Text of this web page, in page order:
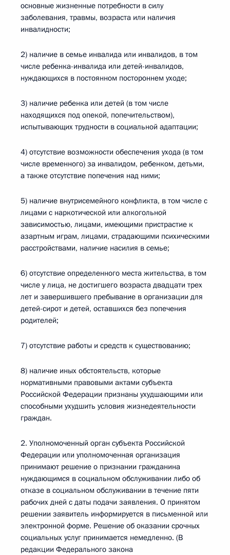
основные жизненные потребности в силу
заболевания, травмы, возраста или наличия
инвалидности;
2) наличие в семье инвалида или инвалидов, в том
числе ребенка-инвалида или детей-инвалидов,
нуждающихся в постоянном постороннем уходе;
3) наличие ребенка или детей (в том числе
находящихся под опекой, попечительством),
испытывающих трудности в социальной адаптации;
4) отсутствие возможности обеспечения ухода (в том
числе временного) за инвалидом, ребенком, детьми,
а также отсутствие попечения над ними;
5) наличие внутрисемейного конфликта, в том числе с
лицами с наркотической или алкогольной
зависимостью, лицами, имеющими пристрастие к
азартным играм, лицами, страдающими психическими
расстройствами, наличие насилия в семье;
6) отсутствие определенного места жительства, в том
числе у лица, не достигшего возраста двадцати трех
лет и завершившего пребывание в организации для
детей-сирот и детей, оставшихся без попечения
родителей;
7) отсутствие работы и средств к существованию;
8) наличие иных обстоятельств, которые
нормативными правовыми актами субъекта
Российской Федерации признаны ухудшающими или
способными ухудшить условия жизнедеятельности
граждан.
2. Уполномоченный орган субъекта Российской
Федерации или уполномоченная организация
принимают решение о признании гражданина
нуждающимся в социальном обслуживании либо об
отказе в социальном обслуживании в течение пяти
рабочих дней с даты подачи заявления. О принятом
решении заявитель информируется в письменной или
электронной форме. Решение об оказании срочных
социальных услуг принимается немедленно. (В
редакции Федерального закона